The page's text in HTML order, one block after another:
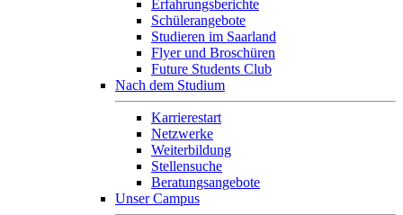
Erfahrungsberichte
Schülerangebote
Studieren im Saarland
Flyer und Broschüren
Future Students Club
Nach dem Studium
Karrierestart
Netzwerke
Weiterbildung
Stellensuche
Beratungsangebote
Unser Campus